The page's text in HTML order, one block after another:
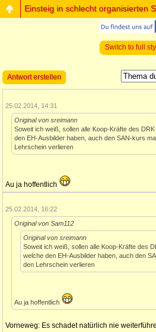
Einsteig in schlecht organisierten
Switch to full
Antwort erstellen
25.02.2014, 14:31
Original von sreimann
Soweit ich weiß, sollen alle Koop-Kräfte des
den EH-Ausbilder haben, auch den SAN-kurs
Lehrschein verlieren
Au ja hoffentlich
25.02.2014, 16:22
Original von Sam112
Original von sreimann
Soweit ich weiß, sollen alle Koop-Kräfte des
welche den EH-Ausbilder haben, auch den
den Lehrschein verlieren
Au ja hoffentlich
Vorneweg: Es schadet natürlich nie